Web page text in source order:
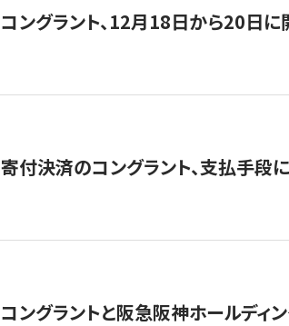
コングラント、12月18日から20日
寄付決済のコングラント、支払手段
コングラントと阪急阪神ホールディ